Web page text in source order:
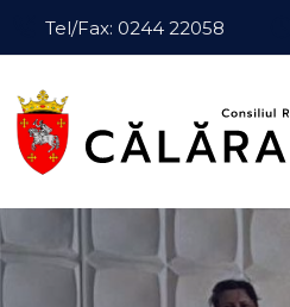
Tel/Fax: 0244 22058